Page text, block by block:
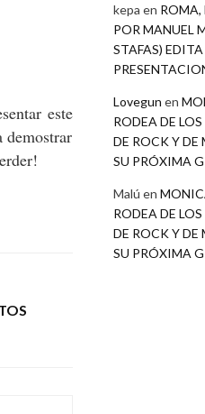
este
demostrar
kepa en ROMA,
POR MANUEL
STAFAS) EDITA
Lovegun en
RODEA DE
DE ROCK Y DE
SU PRÓXIMA
Malú en
RODEA DE
DE ROCK Y DE
SU PRÓXIMA